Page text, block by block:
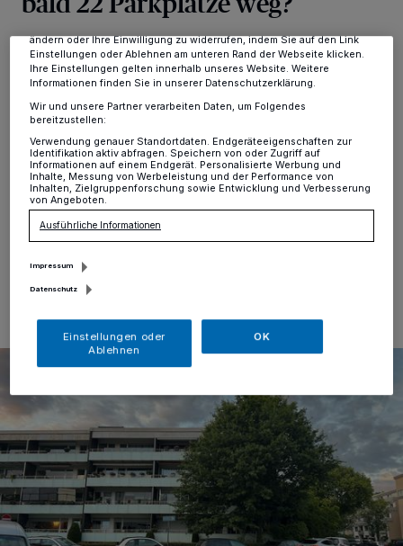
Alt-Erkrath·Angefangen hat alles mit einem
Bürgerantrag, der vorsah die Parkplatzsituation an der
Schinkelstraße nach Abschluss der derzeitigen
Kanalbaumaßnahmen umzugestalten. Daraufhin hat
der Mobilitätsausschuss beschlossen, dass die
Stadtverwaltung ein Verkehrskonzept für den Bereich
entwickeln soll. Dieses Konzept wurde der Erkrather
Politik nun vorgestellt. Und es enthält für den südlichen
Teil der Schinkelstraße zwei Varianten.
25.09.2024 , 10:12 Uhr
Anzeigen möglicherweise nicht mehr so relevant für Sie. Sie können
ändern oder Ihre Einwilligung zu widerrufen, indem Sie auf den Link
Einstellungen oder Ablehnen am unteren Rand der Webseite klicken.
Ihre Einstellungen gelten innerhalb unseres Website. Weitere
Informationen finden Sie in unserer Datenschutzerklärung.
Wir und unsere Partner verarbeiten Daten, um Folgendes
bereitzustellen:
Verwendung genauer Standortdaten. Endgeräteeigenschaften zur
Identifikation aktiv abfragen. Speichern von oder Zugriff auf
Informationen auf einem Endgerät. Personalisierte Werbung und
Inhalte, Messung von Werbeleistung und der Performance von
Inhalten, Zielgruppenforschung sowie Entwicklung und Verbesserung
von Angeboten.
Ausführliche Informationen
Impressum
Datenschutz
Einstellungen oder
Ablehnen
OK